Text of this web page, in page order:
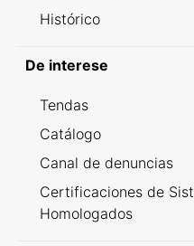
Histórico
De interese
Tendas
Catálogo
Canal de denuncias
Certificaciones de
Homologados